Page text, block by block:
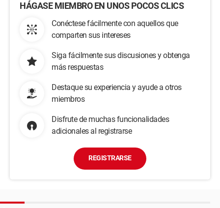
HÁGASE MIEMBRO EN UNOS POCOS CLICS
Conéctese fácilmente con aquellos que
comparten sus intereses
Siga fácilmente sus discusiones y obtenga
más respuestas
Destaque su experiencia y ayude a otros
miembros
Disfrute de muchas funcionalidades
adicionales al registrarse
REGISTRARSE